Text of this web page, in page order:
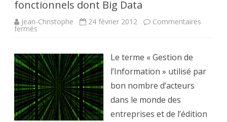
fonctionnels dont Big Data
Jean-Christophe 24 février 2012 Commentaires
fermés
:
21
domaines
fonctionnels
dont
Big
Data
Le terme « Gestion de
l’Information » utilisé par
bon nombre d’acteurs
dans le monde des
entreprises et de l’édition